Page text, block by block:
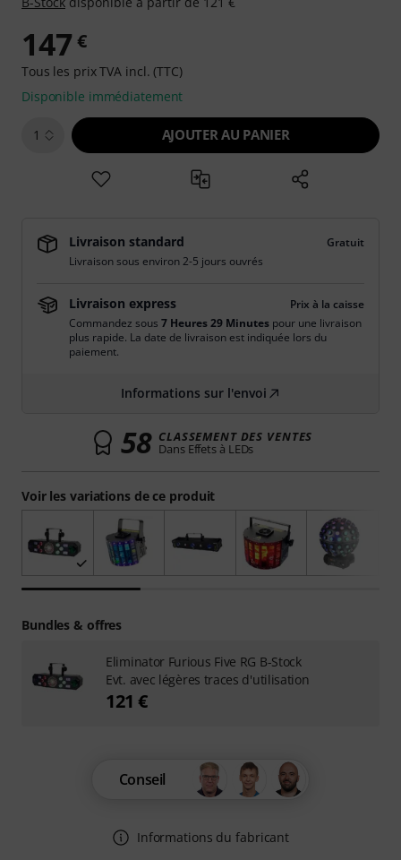
Voir les variations de ce produit
147 €
Tous les prix TVA incl. (TTC)
Disponible immédiatement
1 AJOUTER AU PANIER
Livraison standard
Gratuit
Livraison sous environ 2-5 jours ouvrés
Livraison express
Prix à la caisse
Commandez sous 7 Heures 29 Minutes pour une livraison
plus rapide. La date de livraison est indiquée lors du
paiement.
Informations sur l'envoi
58 CLASSEMENT DES VENTES
Dans Effets à LEDs
Conseil
Informations du fabricant
Bundles & offres
Eliminator Furious Five RG B-Stock
Evt. avec légères traces d'utilisation
121 €